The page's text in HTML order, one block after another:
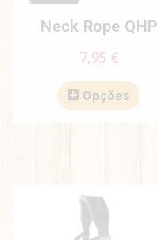
Neck Rope QHP
7,95 €
Opções